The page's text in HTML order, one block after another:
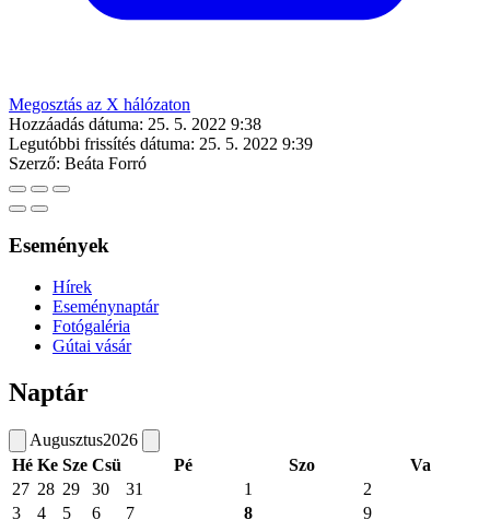
Megosztás az X hálózaton
Hozzáadás dátuma: 25. 5. 2022 9:38
Legutóbbi frissítés dátuma: 25. 5. 2022 9:39
Szerző: Beáta Forró
Események
Hírek
Eseménynaptár
Fotógaléria
Gútai vásár
Naptár
Augusztus2026
Hé Ke Sze Csü Pé Szo
Va
27 28 29 30 31 1
2
3
4 5 6 7 8 9